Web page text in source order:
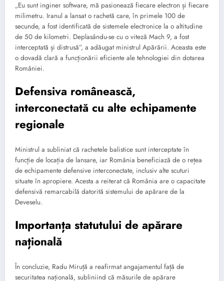
„Eu sunt inginer software, mă pasionează fiecare electron și fiecare
milimetru. Iranul a lansat o rachetă care, în primele 100 de
secunde, a fost identificată de sistemele electronice la o altitudine
de 50 de kilometri. Deplasându-se cu o viteză Mach 9, a fost
interceptată și distrusă”, a adăugat ministrul Apărării. Aceasta este
o dovadă clară a funcționării eficiente ale tehnologiei din dotarea
României.
Defensiva românească,
interconectată cu alte echipamente
regionale
Ministrul a subliniat că rachetele balistice sunt interceptate în
funcție de locația de lansare, iar România beneficiază de o rețea
de echipamente defensive interconectate, inclusiv alte scuturi
situate în apropiere. Acesta a reiterat că România are o capacitate
defensivă remarcabilă datorită sistemului de apărare de la
Deveselu.
Importanța statutului de apărare
națională
În concluzie, Radu Miruță a reafirmat angajamentul față de
securitatea națională, subliniind că măsurile de apărare